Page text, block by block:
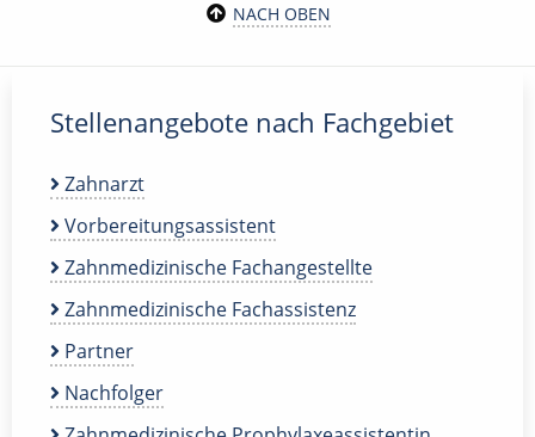
NACH OBEN
Stellenangebote nach Fachgebiet
Zahnarzt
Vorbereitungsassistent
Zahnmedizinische Fachangestellte
Zahnmedizinische Fachassistenz
Partner
Nachfolger